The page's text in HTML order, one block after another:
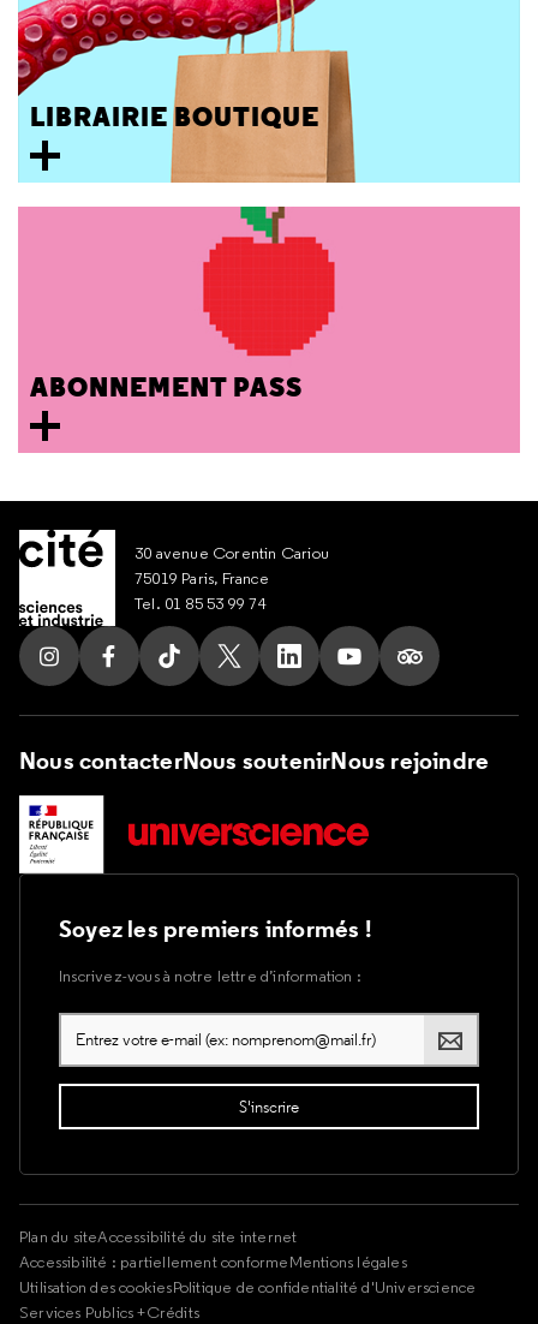
LIBRAIRIE BOUTIQUE
ABONNEMENT PASS
30 avenue Corentin Cariou
75019 Paris, France
Tel. 01 85 53 99 74
Suivez nous sur Instagram
Suivez nous sur Facebook
Suivez nous sur Tik Tok
Suivez nous sur X
Suivez nous sur LinkedIn
Suivez nous sur
Suivez nous
Nous contacterNous soutenirNous rejoindre
Soyez les premiers informés !
Inscrivez-vous à notre lettre d’information :
Plan du siteAccessibilité du site internet
Accessibilité : partiellement conformeMentions légales
Utilisation des cookiesPolitique de confidentialité d'Universcience
Services Publics +Crédits